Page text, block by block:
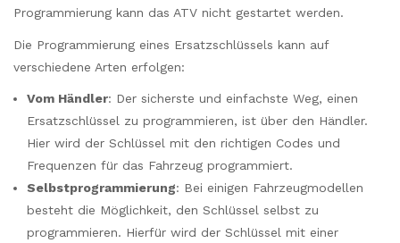
Programmierung kann das ATV nicht gestartet werden.
Die Programmierung eines Ersatzschlüssels kann auf
verschiedene Arten erfolgen:
Vom Händler: Der sicherste und einfachste Weg, einen
Ersatzschlüssel zu programmieren, ist über den Händler.
Hier wird der Schlüssel mit den richtigen Codes und
Frequenzen für das Fahrzeug programmiert.
Selbstprogrammierung: Bei einigen Fahrzeugmodellen
besteht die Möglichkeit, den Schlüssel selbst zu
programmieren. Hierfür wird der Schlüssel mit einer